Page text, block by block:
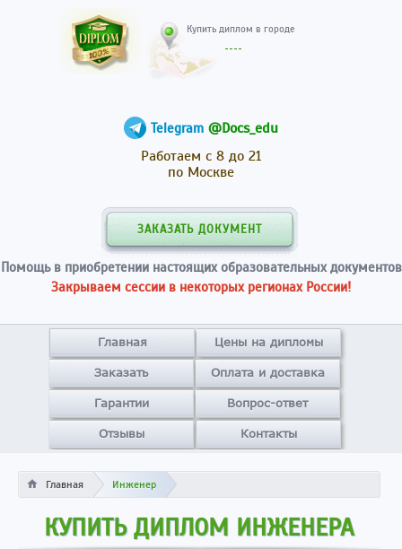
Telegram @Docs_edu
Работаем с 8 до 21
по Москве
ЗАКАЗАТЬ ДОКУМЕНТ
Помощь в приобретении настоящих образовательных документов
Закрываем сессии в некоторых регионах России!
Главная Цены на дипломы
Заказать Оплата и доставка
Гарантии Вопрос-ответ
Отзывы Контакты
Главная Инженер
КУПИТЬ ДИПЛОМ ИНЖЕНЕРА